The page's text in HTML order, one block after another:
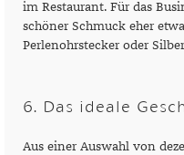
im Restaurant. Für das
schöner Schmuck eher
Perlenohrstecker oder
6. Das ideale
Aus einer Auswahl von